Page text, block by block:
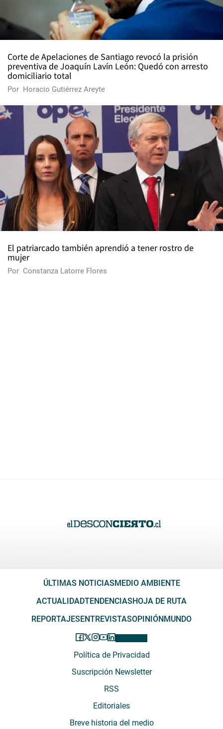
Corte de Apelaciones de Santiago revocó la prisión
preventiva de Joaquín Lavín León: Quedó con arresto
domiciliario total
Por Horacio Gutiérrez Areyte
El patriarcado también aprendió a tener rostro de
mujer
Por Constanza Latorre Flores
ÚLTIMAS NOTICIASMEDIO AMBIENTE
ACTUALIDADTENDENCIASHOJA DE RUTA
REPORTAJESENTREVISTASOPINIÓNMUNDO
Política de Privacidad
Suscripción Newsletter
RSS
Editoriales
Breve historia del medio